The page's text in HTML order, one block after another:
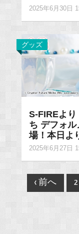
2025年6月30日
グッズ
S-FIREよ
ち デフォ
場！本日よ
2025年6月27日
Post
‹ 前へ 2